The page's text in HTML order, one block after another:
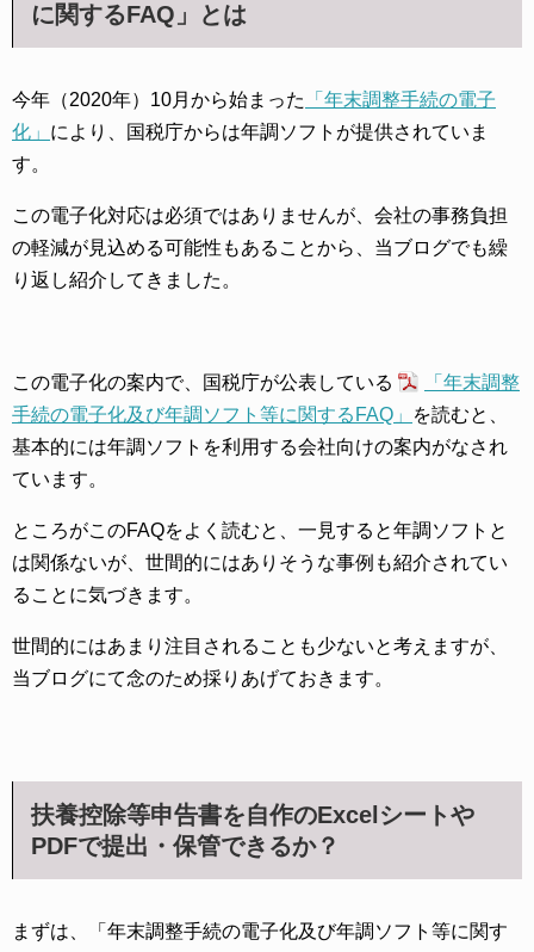
に関するFAQ」とは
今年（2020年）10月から始まった
「年末調整手続の電子
化」 により、国税庁からは年調ソフトが提供されていま
す。
この電子化対応は必須ではありませんが、会社の事務負担
の軽減が見込める可能性もあることから、当ブログでも繰
り返し紹介してきました。
この電子化の案内で、国税庁が公表している
「年末調整
手続の電子化及び年調ソフト等に関するFAQ」
を読むと、
基本的には年調ソフトを利用する会社向けの案内がなされ
ています。
ところがこのFAQをよく読むと、一見すると年調ソフトと
は関係ないが、世間的にはありそうな事例も紹介されてい
ることに気づきます。
世間的にはあまり注目されることも少ないと考えますが、
当ブログにて念のため採りあげておきます。
扶養控除等申告書を自作のExcelシートや
PDFで提出・保管できるか？
まずは、「年末調整手続の電子化及び年調ソフト等に関す